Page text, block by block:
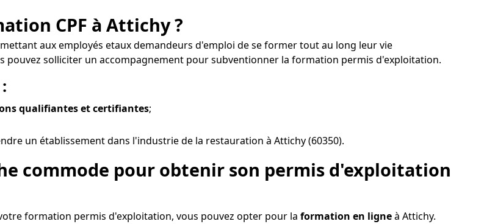
CPF à Attichy ?
aux employés etaux demandeurs d'emploi de se former tout au long leur vie
pouvez solliciter un accompagnement pour subventionner la formation permis d'exploitation.
qualifiantes et certifiantes;
un établissement dans l'industrie de la restauration à Attichy (60350).
commode pour obtenir son permis d'exploitation
formation permis d'exploitation, vous pouvez opter pour la formation en ligneà Attichy.